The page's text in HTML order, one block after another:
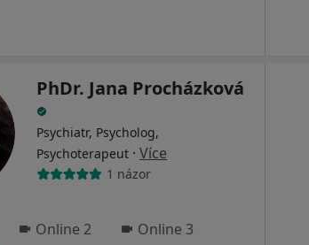
PhDr. Jana Procházková
Psychiatr, Psycholog,
Psychoterapeut · Více
1 názor
Online 2 Online 3